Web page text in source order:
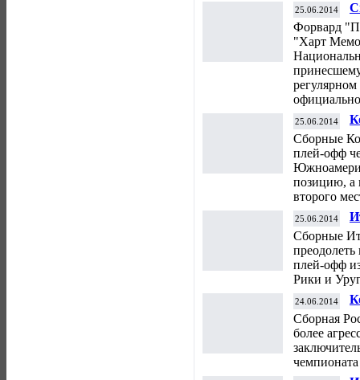
25.06.2014
Форвард
"Харт
25.06.2014
Сборные
плей-офф
позицию, а
второго
25.06.2014
Сборные
плей-офф
Рики и
24.06.2014
Сборная
более